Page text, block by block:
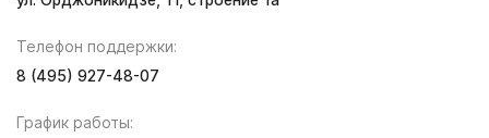
Телефон поддержки:
8 (495) 927-48-07
График работы: